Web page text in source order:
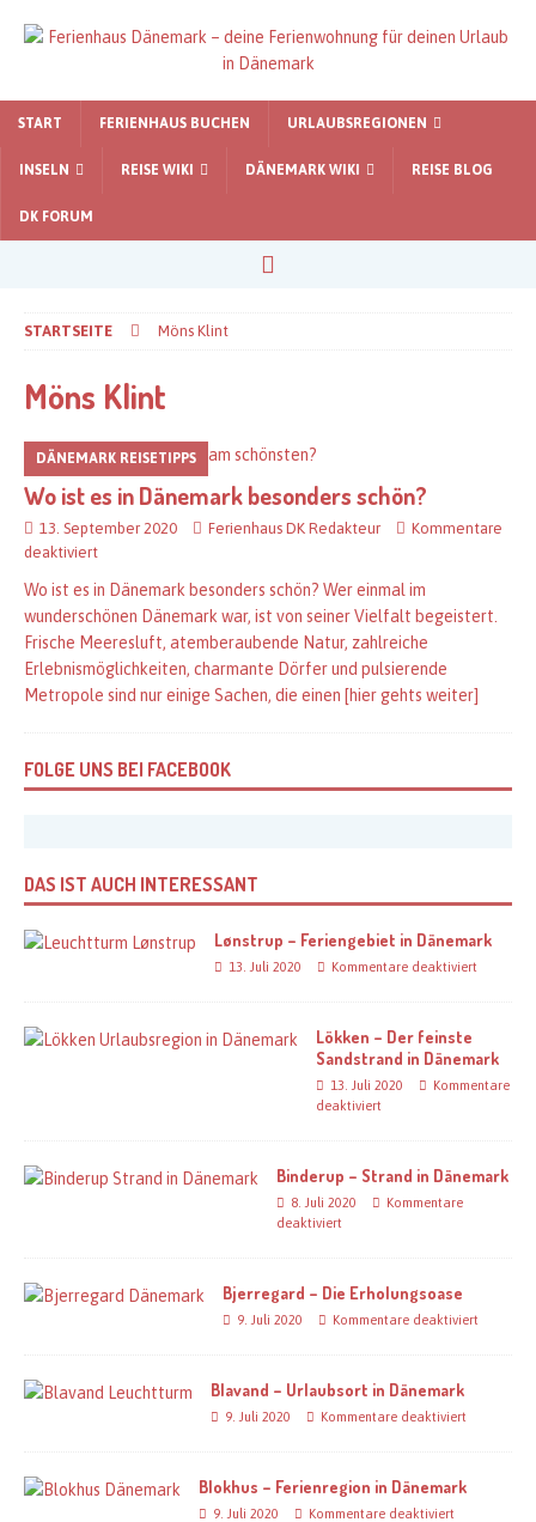
START FERIENHAUS BUCHEN URLAUBSREGIONEN
INSELN REISE WIKI DÄNEMARK WIKI REISE BLOG
DK FORUM
STARTSEITE Möns Klint
Möns Klint
DÄNEMARK REISETIPPS
Wo ist es in Dänemark besonders schön?
13. September 2020 Ferienhaus DK Redakteur
Kommentare
deaktiviert
Wo ist es in Dänemark besonders schön? Wer einmal im
wunderschönen Dänemark war, ist von seiner Vielfalt begeistert.
Frische Meeresluft, atemberaubende Natur, zahlreiche
Erlebnismöglichkeiten, charmante Dörfer und pulsierende
Metropole sind nur einige Sachen, die einen [hier gehts weiter]
FOLGE UNS BEI FACEBOOK
DAS IST AUCH INTERESSANT
Lønstrup – Feriengebiet in Dänemark
13. Juli 2020 Kommentare deaktiviert
Lökken – Der feinste
Sandstrand in Dänemark
13. Juli 2020
Kommentare
deaktiviert
Binderup – Strand in Dänemark
8. Juli 2020
Kommentare
deaktiviert
Bjerregard – Die Erholungsoase
9. Juli 2020 Kommentare deaktiviert
Blavand – Urlaubsort in Dänemark
9. Juli 2020 Kommentare deaktiviert
Blokhus – Ferienregion in Dänemark
9. Juli 2020 Kommentare deaktiviert